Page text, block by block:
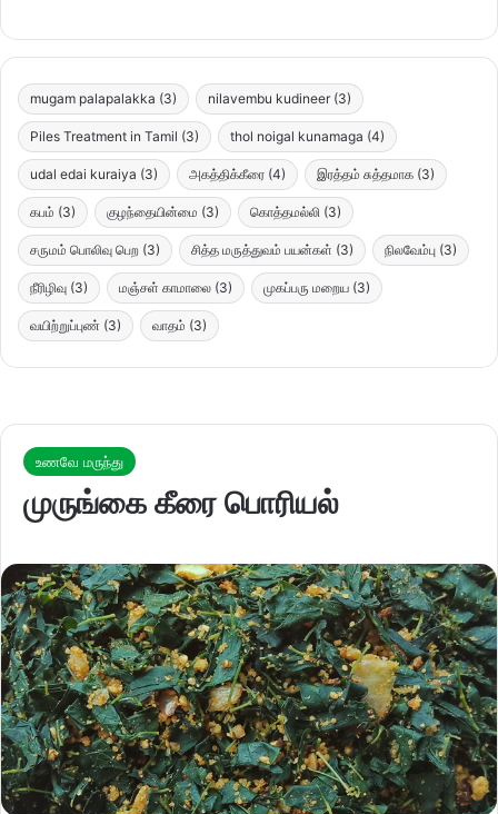
mugam palapalakka (3) nilavembu kudineer (3)
Piles Treatment in Tamil (3) thol noigal kunamaga (4)
udal edai kuraiya (3) அகத்திக்கீரை (4) இரத்தம் சுத்தமாக (3)
கபம் (3) குழந்தையின்மை (3) கொத்தமல்லி (3)
சருமம் பொலிவு பெற (3) சித்த மருத்துவம் பயன்கள் (3) நிலவேம்பு (3)
நீரிழிவு (3) மஞ்சள் காமாலை (3) முகப்பரு மறைய (3)
வயிற்றுப்புண் (3) வாதம் (3)